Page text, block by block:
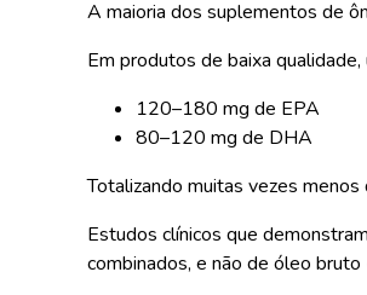
A maioria dos suplementos de
Em produtos de baixa
120–180 mg de EPA
80–120 mg de DHA
Totalizando muitas vezes
Estudos clínicos que
combinados, e não de óleo